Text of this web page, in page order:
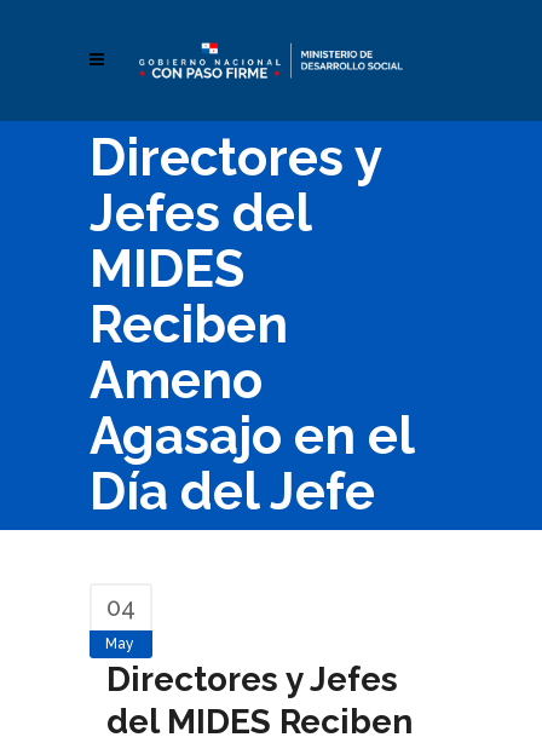
Directores y
Jefes del
MIDES
Reciben
Ameno
Agasajo en el
Día del Jefe
04
May
Directores y Jefes
del MIDES Reciben